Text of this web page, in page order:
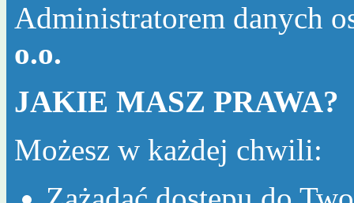
Administratorem danych
o.o.
JAKIE MASZ PRAWA?
Możesz w każdej chwili: